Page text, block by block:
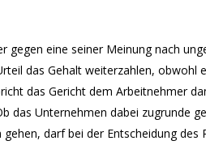
gegen eine seiner Meinung nach
das Gehalt weiterzahlen, obwohl
das Gericht dem Arbeitnehmer
das Unternehmen dabei zugrunde
darf bei der Entscheidung des